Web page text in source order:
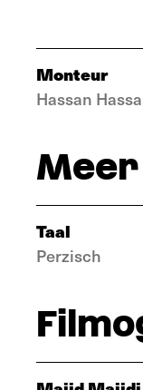
Monteur
Hassan
Taal
Perzisch